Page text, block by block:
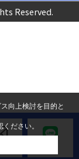
Reserved.
向上検討を目的と
ください。